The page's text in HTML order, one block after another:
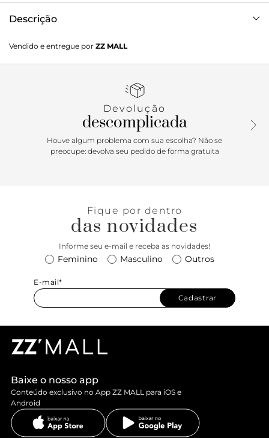
Descrição
emborrachado branco, biqueira metalizada e tag do nome
da marca na parte traseira. De bico redondo, o tênis possui
O slip on tem um design minimalista e atemporal e é
garantia de muito conforto e estilo. Cria looks despojados e
Vendido e entregue por ZZ MALL
Devolução
descomplicada
Houve algum problema com sua escolha? Não se
preocupe: devolva seu pedido de forma gratuita
Fique por dentro
das novidades
Informe seu e-mail e receba as novidades!
Feminino Masculino Outros
E-mail*
Cadastrar
Baixe o nosso app
Conteúdo exclusivo no App ZZ MALL para iOS e
Android